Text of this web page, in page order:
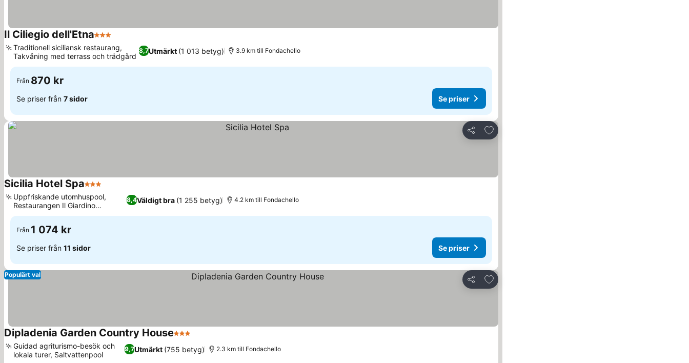
Il Ciliegio dell'Etna3 Stjärnor
8,7Utmärkt (1 013 betyg)
Traditionell siciliansk restaurang,
Takvåning med terrass och trädgård
3.9 km till Fondachello
Från 870 kr
Se priser från 7 sidor Se priser
Dela
Lägg till i Mina Favoriter
Sicilia Hotel Spa3 Stjärnor
8,4Väldigt bra (1 255 betyg)
Uppfriskande utomhuspool,
Restaurangen Il Giardino
d’Inverno
4.2 km till Fondachello
Från 1 074 kr
Se priser från 11 sidor Se priser
Dela
Lägg till i Mina Favoriter
Populärt val
Dipladenia Garden Country House3 Stjärnor
9,7Utmärkt (755 betyg)
Guidad agriturismo-besök och
lokala turer, Saltvattenpool
2.3 km till Fondachello